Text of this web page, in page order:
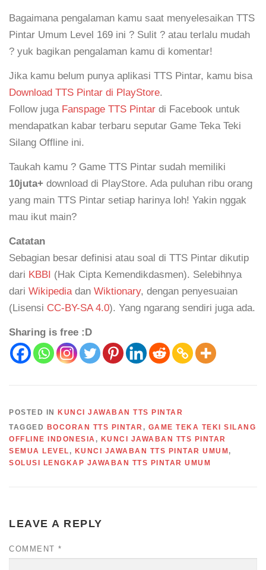
Bagaimana pengalaman kamu saat menyelesaikan TTS
Pintar Umum Level 169 ini ? Sulit ? atau terlalu mudah
? yuk bagikan pengalaman kamu di komentar!
Jika kamu belum punya aplikasi TTS Pintar, kamu bisa
Download TTS Pintar di PlayStore.
Follow juga Fanspage TTS Pintar di Facebook untuk
mendapatkan kabar terbaru seputar Game Teka Teki
Silang Offline ini.
Taukah kamu ? Game TTS Pintar sudah memiliki
10juta+ download di PlayStore. Ada puluhan ribu orang
yang main TTS Pintar setiap harinya loh! Yakin nggak
mau ikut main?
Catatan
Sebagian besar definisi atau soal di TTS Pintar dikutip
dari KBBI (Hak Cipta Kemendikdasmen). Selebihnya
dari Wikipediadan Wiktionary, dengan penyesuaian
(Lisensi CC-BY-SA 4.0). Yang ngarang sendiri juga ada.
Sharing is free :D
POSTED IN
KUNCI JAWABAN TTS PINTAR
TAGGED
BOCORAN TTS PINTAR , GAME TEKA TEKI SILANG
OFFLINE INDONESIA , KUNCI JAWABAN TTS PINTAR
SEMUA LEVEL , KUNCI JAWABAN TTS PINTAR UMUM ,
SOLUSI LENGKAP JAWABAN TTS PINTAR UMUM
LEAVE A REPLY
COMMENT *